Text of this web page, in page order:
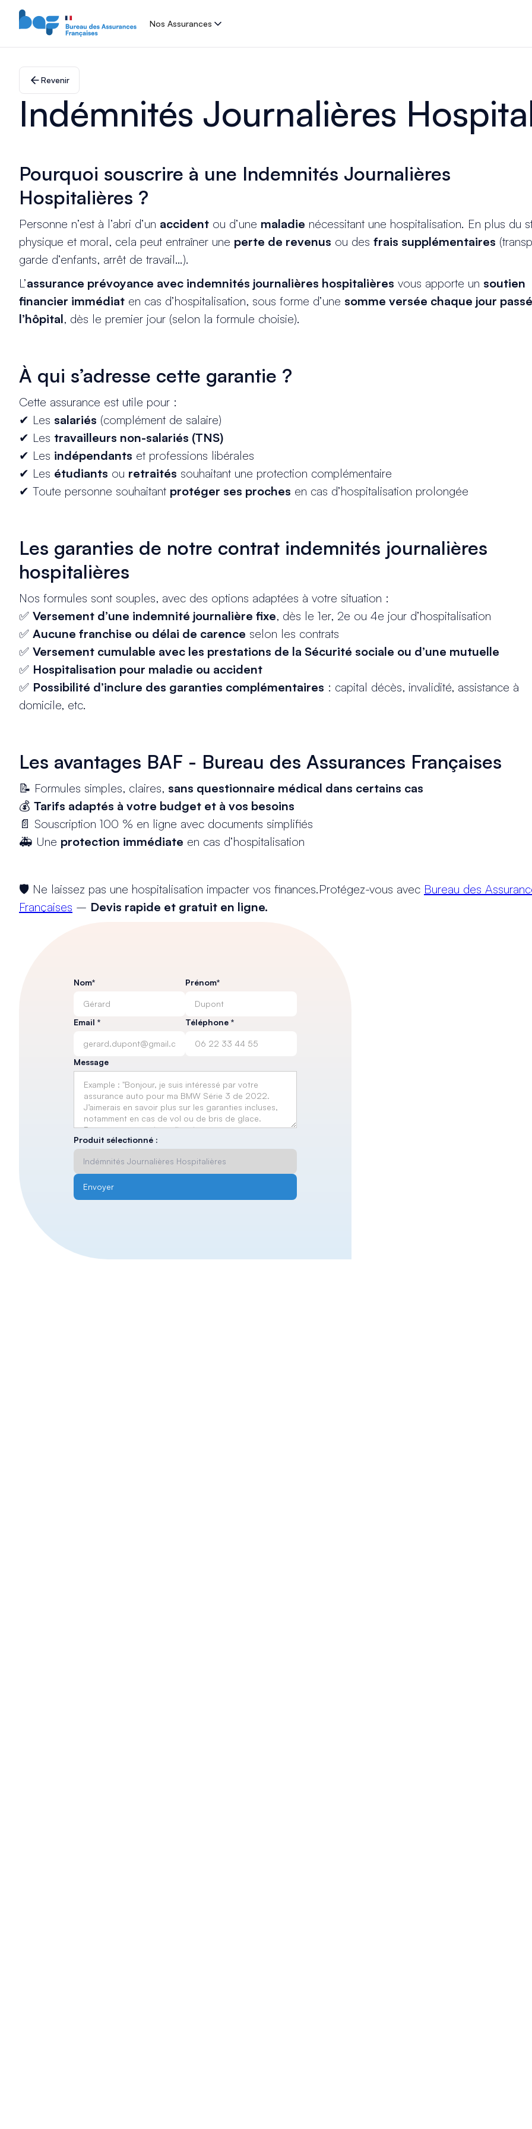
Nos Assurances
Revenir
Indémnités Journalières
Pourquoi souscrire à une Indemnités Journalières
Hospitalières ?
Personne n’est à l’abri d’un accident ou d’une maladie nécessitant une hospitalisation. En plus du
physique et moral, cela peut entraîner une perte de revenus ou des frais supplémentaires
garde d’enfants, arrêt de travail…).
L’assurance prévoyance avec indemnités journalières hospitalières vous apporte un soutien
financier immédiat en cas d’hospitalisation, sous forme d’une somme versée chaque jour
l’hôpital, dès le premier jour (selon la formule choisie).
À qui s’adresse cette garantie ?
Cette assurance est utile pour :
✔ Les salariés (complément de salaire)
✔ Les travailleurs non-salariés (TNS)
✔ Les indépendants et professions libérales
✔ Les étudiants ou retraités souhaitant une protection complémentaire
✔ Toute personne souhaitant protéger ses proches en cas d’hospitalisation prolongée
Les garanties de notre contrat indemnités journalières
hospitalières
Nos formules sont souples, avec des options adaptées à votre situation :
✅ Versement d’une indemnité journalière fixe, dès le 1er, 2e ou 4e jour d’hospitalisation
✅ Aucune franchise ou délai de carence selon les contrats
✅ Versement cumulable avec les prestations de la Sécurité sociale ou d’une mutuelle
✅ Hospitalisation pour maladie ou accident
✅ Possibilité d’inclure des garanties complémentaires : capital décès, invalidité, assistance à
domicile, etc.
Les avantages BAF - Bureau des Assurances Françaises
📝 Formules simples, claires, sans questionnaire médical dans certains cas
💰 Tarifs adaptés à votre budget et à vos besoins
📄 Souscription 100 % en ligne avec documents simplifiés
🚑 Une protection immédiate en cas d’hospitalisation
🛡️ Ne laissez pas une hospitalisation impacter vos finances.Protégez-vous avec Bureau des
Françaises – Devis rapide et gratuit en ligne.
Nom* Prénom*
Email * Téléphone *
Message
Produit sélectionné :